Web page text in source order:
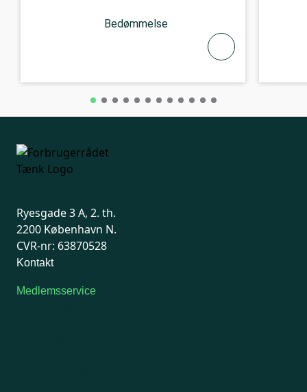
Bedømmelse
Ryesgade 3 A, 2. th.
2200 København N.
CVR-nr: 63870528
Kontakt
Medlemsservice